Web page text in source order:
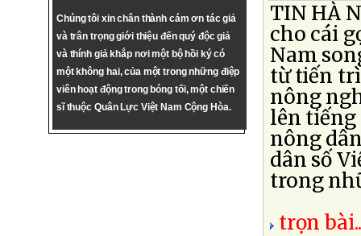
Chúng tôi xin chân thành cám ơn tác giả
và trân trọng giới thiệu đến quý độc giả
và thính giả khắp nơi một bộ hồi ký có
một không hai, của một trong những điệp
viên hoạt động trong bóng tối, một chiến
sĩ thuộc Quân Lực Việt Nam Cộng Hòa.
TIN HÀ
cho cái
Nam
từ tiến
nông
lên tiếng
nông
dân số
trong
trọn